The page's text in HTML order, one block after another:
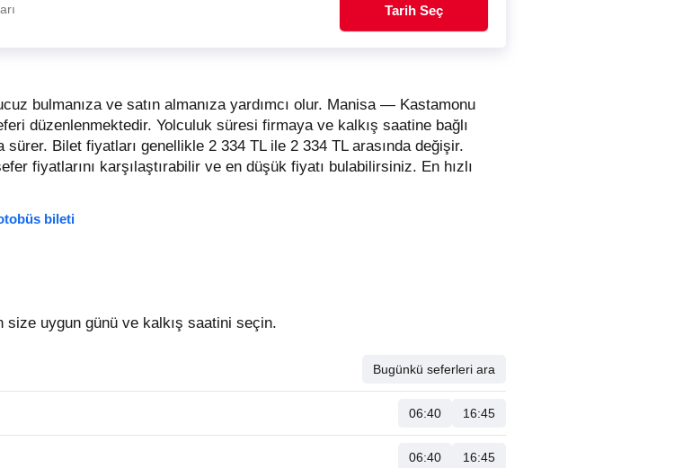
Tarih Seç
bulmanıza ve satın almanıza yardımcı olur. Manisa — Kastamonu
düzenlenmektedir. Yolculuk süresi firmaya ve kalkış saatine bağlı
sürer. Bilet fiyatları genellikle 2 334 TL ile 2 334 TL arasında değişir.
fiyatlarını karşılaştırabilir ve en düşük fiyatı bulabilirsiniz. En hızlı
bileti
uygun günü ve kalkış saatini seçin.
Bugünkü seferleri ara
06:40 16:45
06:40 16:45